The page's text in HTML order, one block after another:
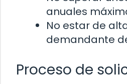
anuales
No estar de
demandante
Proceso de